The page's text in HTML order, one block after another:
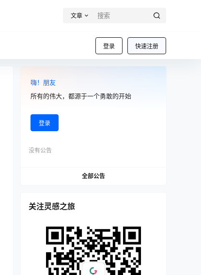
文章
登录 快速注册
嗨！朋友
所有的伟大，都源于一个勇敢的开始
登录
没有公告
全部公告
关注灵感之旅